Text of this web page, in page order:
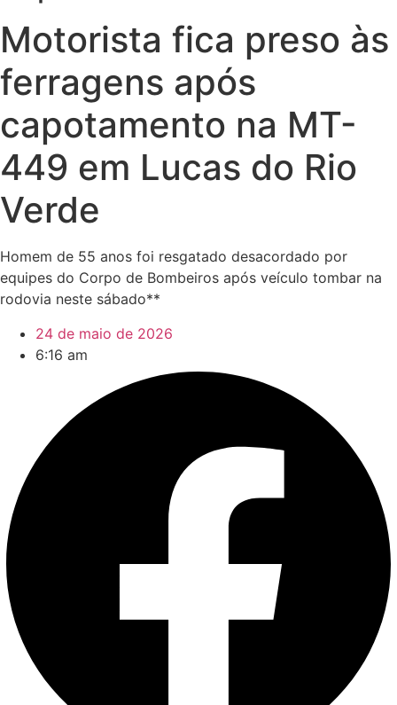
Motorista fica preso às
ferragens após
capotamento na MT-
449 em Lucas do Rio
Verde
Homem de 55 anos foi resgatado desacordado por
equipes do Corpo de Bombeiros após veículo tombar na
rodovia neste sábado**
24 de maio de 2026
6:16 am